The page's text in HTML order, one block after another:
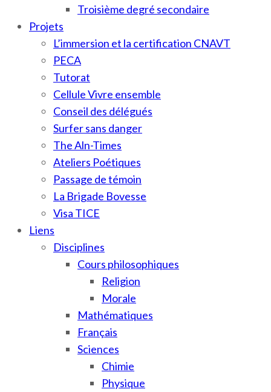
Troisième degré secondaire
Projets
L’immersion et la certification CNAVT
PECA
Tutorat
Cellule Vivre ensemble
Conseil des délégués
Surfer sans danger
The Aln-Times
Ateliers Poétiques
Passage de témoin
La Brigade Bovesse
Visa TICE
Liens
Disciplines
Cours philosophiques
Religion
Morale
Mathématiques
Français
Sciences
Chimie
Physique